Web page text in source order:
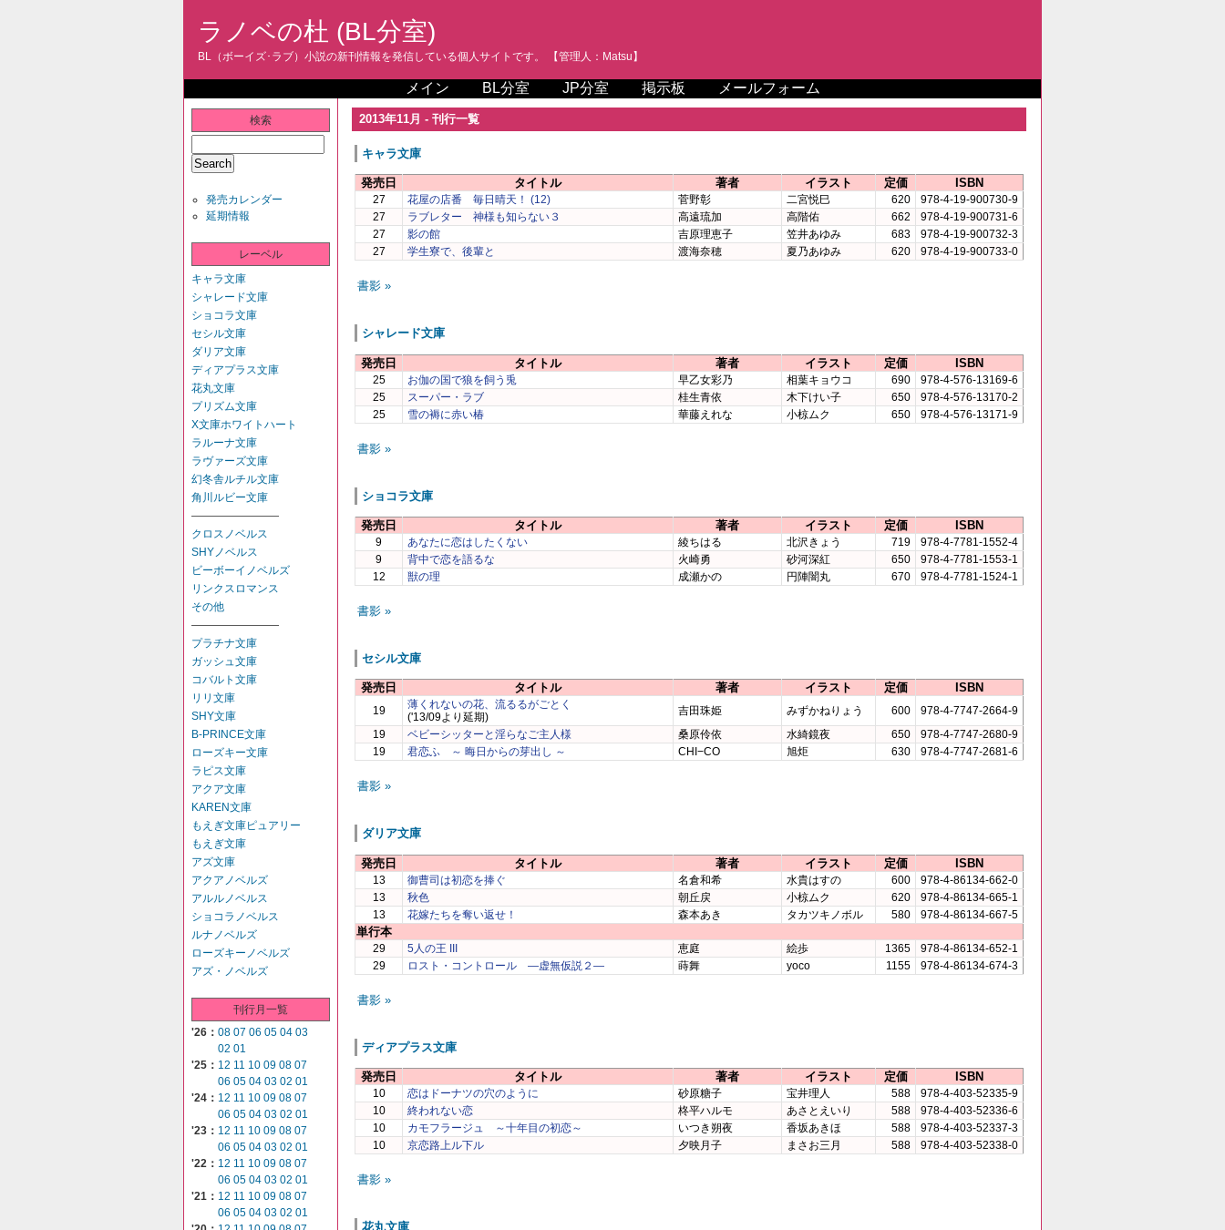
ラノベの杜 (BL分室)
BL（ボーイズ･ラブ）小説の新刊情報を発信している個人サイトです。 【管理人：Matsu】
メイン BL分室 JP分室 掲示板 メールフォーム
検索
発売カレンダー
延期情報
レーベル
キャラ文庫
シャレード文庫
ショコラ文庫
セシル文庫
ダリア文庫
ディアプラス文庫
花丸文庫
プリズム文庫
X文庫ホワイトハート
ラルーナ文庫
ラヴァーズ文庫
幻冬舎ルチル文庫
角川ルビー文庫
――――――――
クロスノベルス
SHYノベルス
ビーボーイノベルズ
リンクスロマンス
その他
――――――――
プラチナ文庫
ガッシュ文庫
コバルト文庫
リリ文庫
SHY文庫
B-PRINCE文庫
ローズキー文庫
ラピス文庫
アクア文庫
KAREN文庫
もえぎ文庫ピュアリー
もえぎ文庫
アズ文庫
アクアノベルズ
アルルノベルス
ショコラノベルス
ルナノベルズ
ローズキーノベルズ
アズ・ノベルズ
刊行月一覧
'26： 08 07 06 05 04 03
02 01
'25： 12 11 10 09 08 07
06 05 04 03 02 01
'24： 12 11 10 09 08 07
06 05 04 03 02 01
'23： 12 11 10 09 08 07
06 05 04 03 02 01
'22： 12 11 10 09 08 07
06 05 04 03 02 01
'21： 12 11 10 09 08 07
06 05 04 03 02 01
2013年11月 - 刊行一覧
キャラ文庫
発売日 タイトル 著者 イラスト 定価 ISBN
27 花屋の店番 毎日晴天！ (12) 菅野彰 二宮悦巳 620
978-4-19-900730-9
27
ラブレター 神様も知らない３ 高遠琉加 高階佑 662
978-4-19-900731-6
27
影の館 吉原理恵子 笠井あゆみ 683
978-4-19-900732-3
27
学生寮で、後輩と 渡海奈穂 夏乃あゆみ 620 978-4-19-900733-0
書影 »
シャレード文庫
発売日 タイトル 著者 イラスト 定価 ISBN
25 お伽の国で狼を飼う兎 早乙女彩乃 相葉キョウコ 690
978-4-576-13169-6
25
スーパー・ラブ 桂生青依 木下けい子 650
978-4-576-13170-2
25
雪の褥に赤い椿 華藤えれな 小椋ムク 650 978-4-576-13171-9
書影 »
ショコラ文庫
発売日 タイトル 著者 イラスト 定価 ISBN
9 あなたに恋はしたくない 綾ちはる 北沢きょう 719
978-4-7781-1552-4
9
背中で恋を語るな 火崎勇 砂河深紅 650
978-4-7781-1553-1
12
獣の理 成瀬かの 円陣闇丸 670 978-4-7781-1524-1
書影 »
セシル文庫
発売日 タイトル 著者 イラスト 定価 ISBN
19
薄くれないの花、流るるがごとく
('13/09より延期)
吉田珠姫 みずかねりょう 600
978-4-7747-2664-9
19
ベビーシッターと淫らなご主人様 桑原伶依 水綺鏡夜 650
978-4-7747-2680-9
19
君恋ふ ～ 晦日からの芽出し ～ CHI−CO 旭炬 630 978-4-7747-2681-6
書影 »
ダリア文庫
発売日 タイトル 著者 イラスト 定価 ISBN
13 御曹司は初恋を捧ぐ 名倉和希 水貴はすの 600
978-4-86134-662-0
13
秋色 朝丘戻 小椋ムク 620
978-4-86134-665-1
13
花嫁たちを奪い返せ！ 森本あき タカツキノボル 580 978-4-86134-667-5
単行本
29 5人の王 III 恵庭 絵歩 1365
978-4-86134-652-1
29
ロスト・コントロール ―虚無仮説２― 蒔舞 yoco 1155 978-4-86134-674-3
書影 »
ディアプラス文庫
発売日 タイトル 著者 イラスト 定価 ISBN
10 恋はドーナツの穴のように 砂原糖子 宝井理人 588
978-4-403-52335-9
10
終われない恋 柊平ハルモ あさとえいり 588
978-4-403-52336-6
10
カモフラージュ ～十年目の初恋～ いつき朔夜 香坂あきほ 588
978-4-403-52337-3
10
京恋路上ル下ル 夕映月子 まさお三月 588 978-4-403-52338-0
書影 »
花丸文庫